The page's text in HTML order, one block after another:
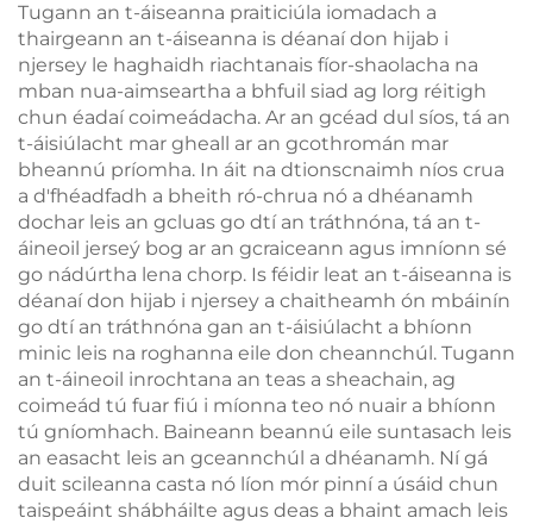
Tugann an t-áiseanna praiticiúla iomadach a
thairgeann an t-áiseanna is déanaí don hijab i
njersey le haghaidh riachtanais fíor-shaolacha na
mban nua-aimseartha a bhfuil siad ag lorg réitigh
chun éadaí coimeádacha. Ar an gcéad dul síos, tá an
t-áisiúlacht mar gheall ar an gcothromán mar
bheannú príomha. In áit na dtionscnaimh níos crua
a d'fhéadfadh a bheith ró-chrua nó a dhéanamh
dochar leis an gcluas go dtí an tráthnóna, tá an t-
áineoil jerseý bog ar an gcraiceann agus imníonn sé
go nádúrtha lena chorp. Is féidir leat an t-áiseanna is
déanaí don hijab i njersey a chaitheamh ón mbáinín
go dtí an tráthnóna gan an t-áisiúlacht a bhíonn
minic leis na roghanna eile don cheannchúl. Tugann
an t-áineoil inrochtana an teas a sheachain, ag
coimeád tú fuar fiú i míonna teo nó nuair a bhíonn
tú gníomhach. Baineann beannú eile suntasach leis
an easacht leis an gceannchúl a dhéanamh. Ní gá
duit scileanna casta nó líon mór pinní a úsáid chun
taispeáint shábháilte agus deas a bhaint amach leis